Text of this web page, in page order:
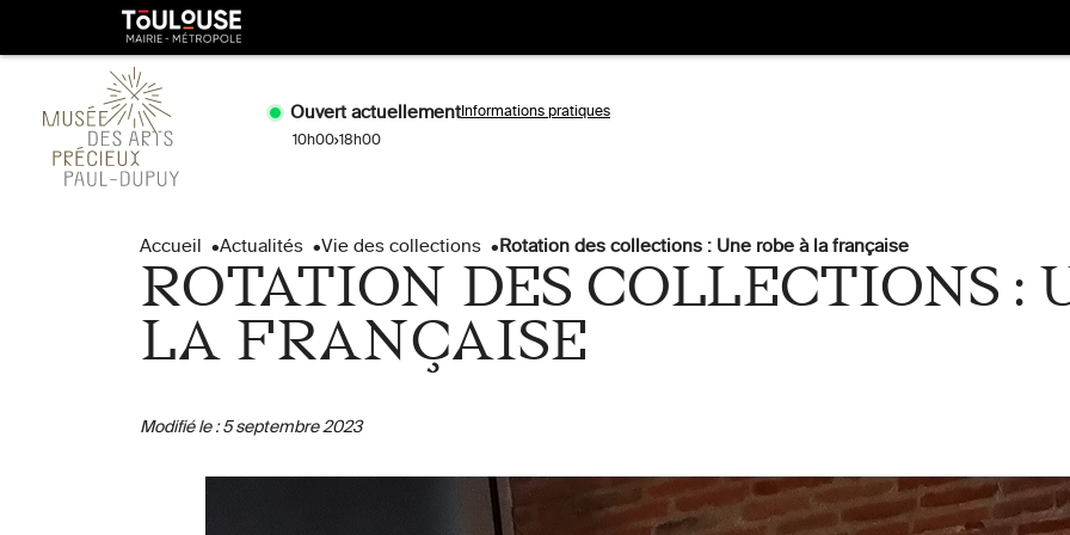
Gestion de vos préférences sur les cookies
principal
navigation
à
recherche
Toulouse
métropole
Ouvert actuellement Informations pratiques
10h00 18h00
Accueil Actualités Vie des collections Rotation des collections : Une robe à la française
ROTATION DES COLLECTIONS :
LA FRANÇAISE
Modifié le :5 septembre 2023